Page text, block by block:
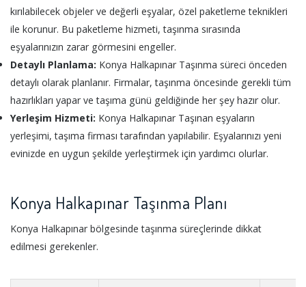
kırılabilecek objeler ve değerli eşyalar, özel paketleme teknikleri
ile korunur. Bu paketleme hizmeti, taşınma sırasında
eşyalarınızın zarar görmesini engeller.
Detaylı Planlama: Konya Halkapınar Taşınma süreci önceden
detaylı olarak planlanır. Firmalar, taşınma öncesinde gerekli tüm
hazırlıkları yapar ve taşıma günü geldiğinde her şey hazır olur.
Yerleşim Hizmeti: Konya Halkapınar Taşınan eşyaların
yerleşimi, taşıma firması tarafından yapılabilir. Eşyalarınızı yeni
evinizde en uygun şekilde yerleştirmek için yardımcı olurlar.
Konya Halkapınar Taşınma Planı
Konya Halkapınar bölgesinde taşınma süreçlerinde dikkat
edilmesi gerekenler.